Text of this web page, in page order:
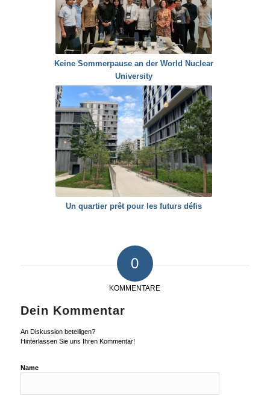
Keine Sommerpause an der World Nuclear
University
Un quartier prêt pour les futurs défis
0
KOMMENTARE
Dein Kommentar
An Diskussion beteiligen?
Hinterlassen Sie uns Ihren Kommentar!
Name